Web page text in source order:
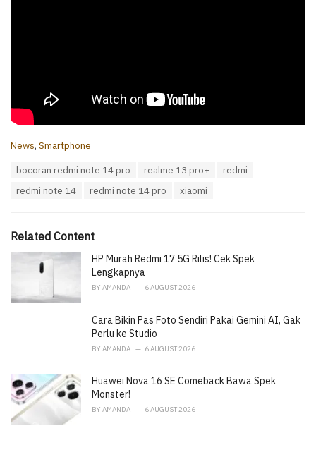
C
i
News, Smartphone
bocoran redmi note 14 pro realme 13 pro+
redmi
redmi note 14
redmi note 14 pro xiaomi
Related Content
HP Murah Redmi 17 5G Rilis! Cek Spek
Lengkapnya
BY AMANDA 6 AUGUST 2026
Cara Bikin Pas Foto Sendiri Pakai Gemini AI, Gak
Perlu ke Studio
BY AMANDA 6 AUGUST 2026
Huawei Nova 16 SE Comeback Bawa Spek
Monster!
BY AMANDA 6 AUGUST 2026